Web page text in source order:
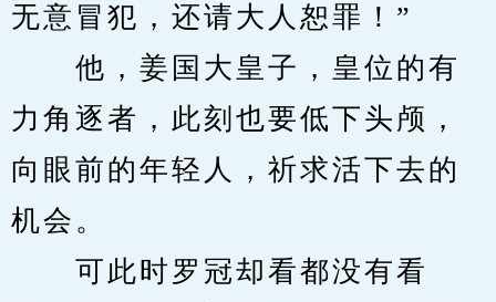
无意冒犯，还请大人恕罪！”
他，姜国大皇子，皇位的有
力角逐者，此刻也要低下头颅，
向眼前的年轻人，祈求活下去的
机会。
可此时罗冠却看都没有看